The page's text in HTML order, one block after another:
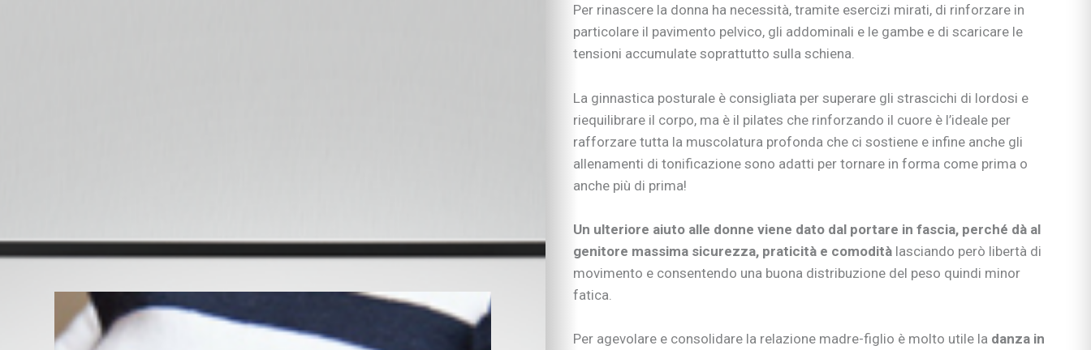
IN EVIDENZA
Adolescenza
Per rinascere la donna ha necessità, tramite esercizi mirati, di rinforzare in
particolare il pavimento pelvico, gli addominali e le gambe e di scaricare le
tensioni accumulate soprattutto sulla schiena.
La ginnastica posturale è consigliata per superare gli strascichi di lordosi e
riequilibrare il corpo, ma è il pilates che rinforzando il cuore è l’ideale per
rafforzare tutta la muscolatura profonda che ci sostiene e infine anche gli
allenamenti di tonificazione sono adatti per tornare in forma come prima o
anche più di prima!
Un ulteriore aiuto alle donne viene dato dal portare in fascia, perché dà al
genitore massima sicurezza, praticità e comoditàlasciando però libertà di
movimento e consentendo una buona distribuzione del peso quindi minor
fatica.
Per agevolare e consolidare la relazione madre-figlio è molto utile la danza in